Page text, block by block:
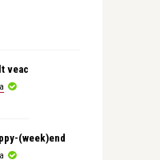
veac
(week)end